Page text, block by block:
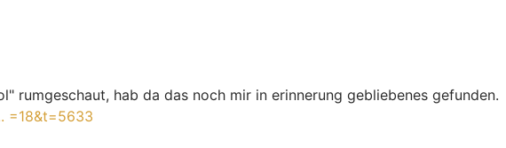
rumgeschaut, hab da das noch mir in erinnerung gebliebenes gefunden.
=18&t=5633